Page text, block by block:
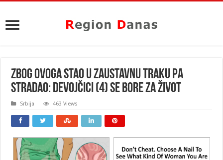
ZBOG OVOGA STAO U ZAUSTAVNU TRAKU PA
STRADAO: Devojčici (4) se bore za život
Srbija 463 Views